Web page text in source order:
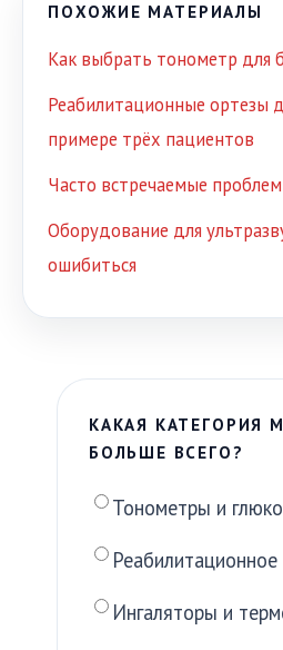
ПОХОЖИЕ МАТЕРИАЛЫ
Как выбрать тонометр для
Реабилитационные ортезы
примере трёх пациентов
Часто встречаемые
Оборудование для
ошибиться
КАКАЯ КАТЕГОРИЯ
БОЛЬШЕ ВСЕГО?
Тонометры и
Ингаляторы и